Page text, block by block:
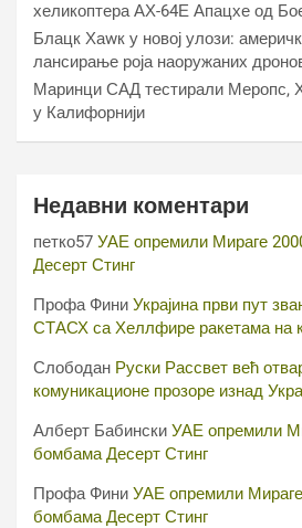
хеликоптера АХ-64Е Апацхе од
Блацк Хаwк у новој улози:
лансирање роја наоружаних
Маринци САД тестирали Меропс,
у Калифорнији
Недавни коментари
петко57 УАЕ опремили Мираге
Десерт Стинг
Профа Фини Украјина први пут
СТАСХ са Хеллфире ракетама на
Слободан Руски Рассвет већ
комуникационе прозоре изнад
Алберт Бабински УАЕ опремили
бомбама Десерт Стинг
Профа Фини УАЕ опремили
бомбама Десерт Стинг